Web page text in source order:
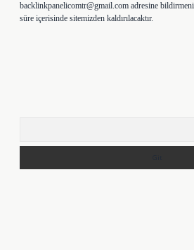
backlinkpanelicomtr@gmail.com adresine
süre içerisinde sitemizden kaldırılacaktır.